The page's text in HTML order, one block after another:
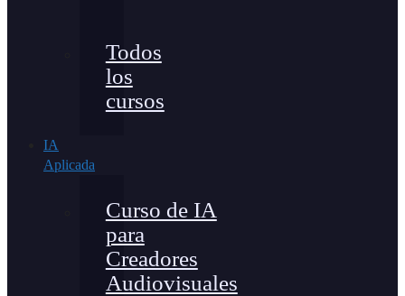
Todos
los
cursos
IA
Aplicada
Curso de IA
para
Creadores
Audiovisuales